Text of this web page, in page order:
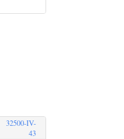
32500-IV-
43